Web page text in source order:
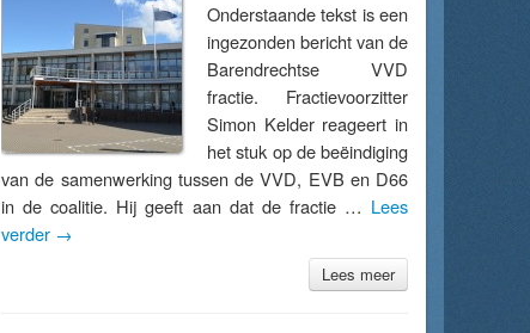
Onderstaande tekst is een
ingezonden bericht van de
Barendrechtse VVD
fractie. Fractievoorzitter
Simon Kelder reageert in
het stuk op de beëindiging
van de samenwerking tussen de VVD, EVB en D66
in de coalitie. Hij geeft aan dat de fractie … Lees
verder →
Lees meer